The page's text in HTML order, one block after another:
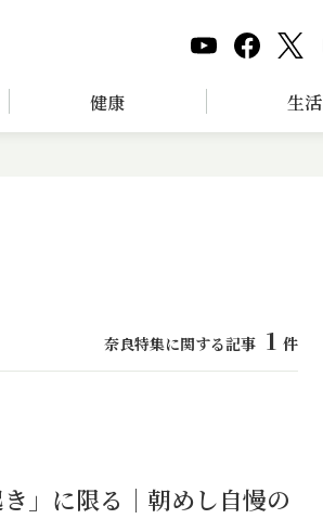
健康 生活
奈良特集に関する記事 1 件
」に限る｜朝めし自慢の